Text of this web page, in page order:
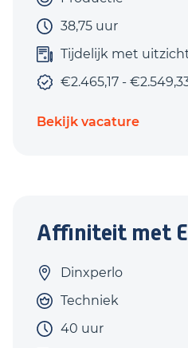
38,75 uur
Tijdelijk met
€2.465,17 -
Bekijk vacature
Affiniteit met
Dinxperlo
Techniek
40 uur